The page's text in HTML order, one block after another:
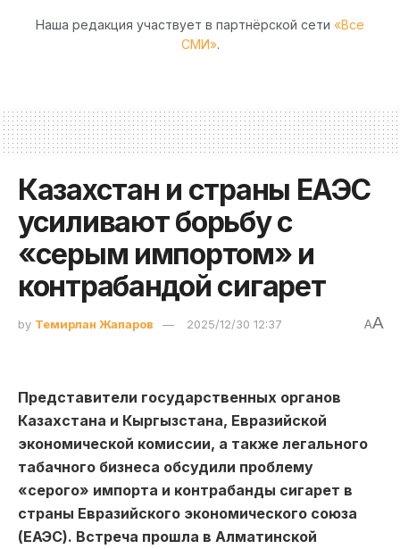
Наша редакция участвует в партнёрской сети «Все
СМИ».
Казахстан и страны ЕАЭС
усиливают борьбу с
«серым импортом» и
контрабандой сигарет
by Темирлан Жапаров 2025/12/30 12:37 AA
Представители государственных органов
Казахстана и Кыргызстана, Евразийской
экономической комиссии, а также легального
табачного бизнеса обсудили проблему
«серого» импорта и контрабанды сигарет в
страны Евразийского экономического союза
(ЕАЭС). Встреча прошла в Алматинской